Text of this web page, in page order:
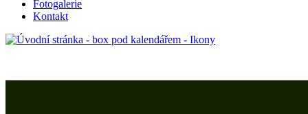
Fotogalerie
Kontakt